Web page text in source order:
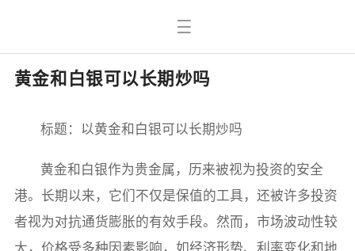
黄金和白银可以长期炒吗
标题：以黄金和白银可以长期炒吗
黄金和白银作为贵金属，历来被视为投资的安全
港。长期以来，它们不仅是保值的工具，还被许多投资
者视为对抗通货膨胀的有效手段。然而，市场波动性较